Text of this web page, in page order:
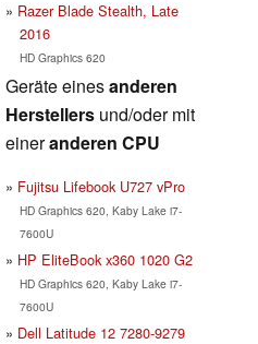
Razer Blade Stealth, Late
2016
HD Graphics 620
Geräte einesanderen
Herstellers und/oder mit
eineranderen CPU
Fujitsu Lifebook U727 vPro
HD Graphics 620, Kaby Lake i7-
7600U
HP EliteBook x360 1020 G2
HD Graphics 620, Kaby Lake i7-
7600U
Dell Latitude 12 7280-9279